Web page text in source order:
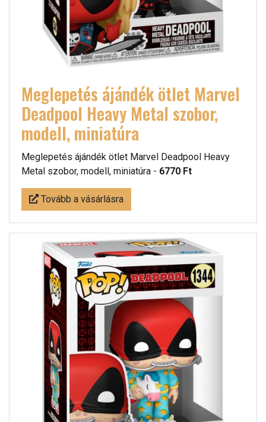
Meglepetés ájándék ötlet Marvel
Deadpool Heavy Metal szobor,
modell, miniatúra
Meglepetés ájándék ötlet Marvel Deadpool Heavy
Metal szobor, modell, miniatúra - 6770 Ft
Tovább a vásárlásra